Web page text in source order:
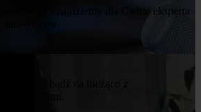
a my znajdziemy dla Ciebie eksperta